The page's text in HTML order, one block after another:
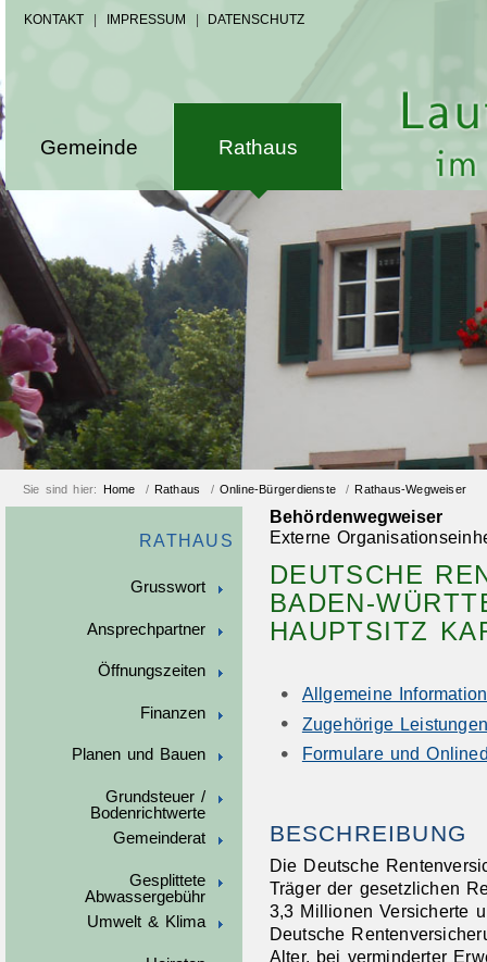
KONTAKT IMPRESSUM DATENSCHUTZ
Gemeinde Rathaus
Sie sind hier: Home / Rathaus / Online-Bürgerdienste / Rathaus-Wegweiser
RATHAUS
Grusswort
Ansprechpartner
Öffnungszeiten
Finanzen
Planen und Bauen
Grundsteuer /
Bodenrichtwerte
Gemeinderat
Gesplittete
Abwassergebühr
Umwelt & Klima
Behördenwegweiser
Externe
DEUTSCHE
BADEN-
HAUPTSITZ
Allgemeine
Zugehörige
Formulare und
BESCHREIBUNG
Die Deutsche
Träger der gesetzlichen
3,3 Millionen Versicherte
Deutsche
Alter, bei verminderter